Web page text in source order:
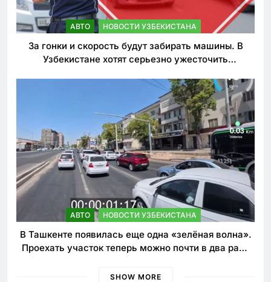
АВТО НОВОСТИ УЗБЕКИСТАНА
За гонки и скорость будут забирать машины. В
Узбекистане хотят серьезно ужесточить
АВТО НОВОСТИ УЗБЕКИСТАНА
В Ташкенте появилась еще одна «зелёная волна».
Проехать участок теперь можно почти в два раза
SHOW MORE